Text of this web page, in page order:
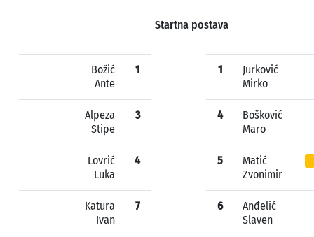
Startna postava
Božić
Ante
1
Alpeza
Stipe
3
Lovrić
Luka
4
Katura
Ivan
7
1
Jurković
Mirko
4
Bošković
Maro
5
Matić
Zvonimir
6
Anđelić
Slaven